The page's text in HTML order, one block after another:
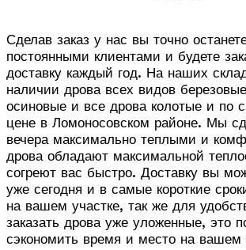
Сделав заказ у нас вы точно
постоянными клиентами и будете
доставку каждый год. На наших
наличии дрова всех видов
осиновые и все дрова колотые и по
цене в Ломоносовском районе. Мы
вечера максимально теплыми и
дрова обладают максимальной
согреют вас быстро. Доставку вы
уже сегодня и в самые короткие
на вашем участке, так же для
заказать дрова уже уложенные, это
сэкономить время и место на вашем